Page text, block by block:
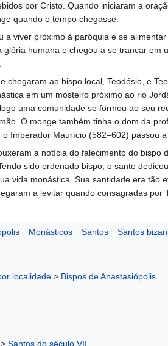
por Cristo. Quando iniciaram a
quando o tempo chegasse.
a viver próximo à paróquia e se
humana e chegou a se trancar
chegaram ao bispo local, Teodósio, e
em um mosteiro próximo ao rio
uma comunidade se formou ao seu
O monge também tinha o dom da
Imperador Maurício (582–602) passou
a notícia do falecimento do
sido ordenado bispo, o santo
vida monástica. Sua santidade era
a levitar quando consagradas
Monásticos Santos Santos
localidade > Bispos de Anastasiópolis
> Santos do século VII